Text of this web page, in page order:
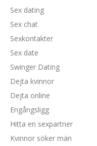
Sex dating
Sex chat
Sexkontakter
Sex date
Swinger Dating
Dejta kvinnor
Dejta online
Engångsligg
Hitta en sexpartner
Kvinnor söker män